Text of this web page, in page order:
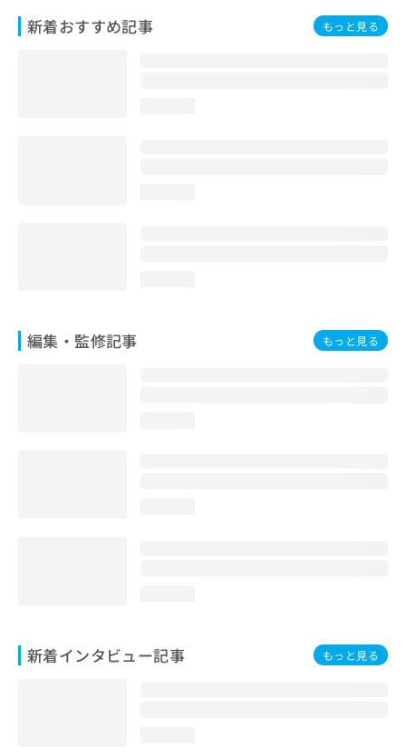
新着おすすめ記事 もっと見る
編集・監修記事 もっと見る
新着インタビュー記事 もっと見る
問